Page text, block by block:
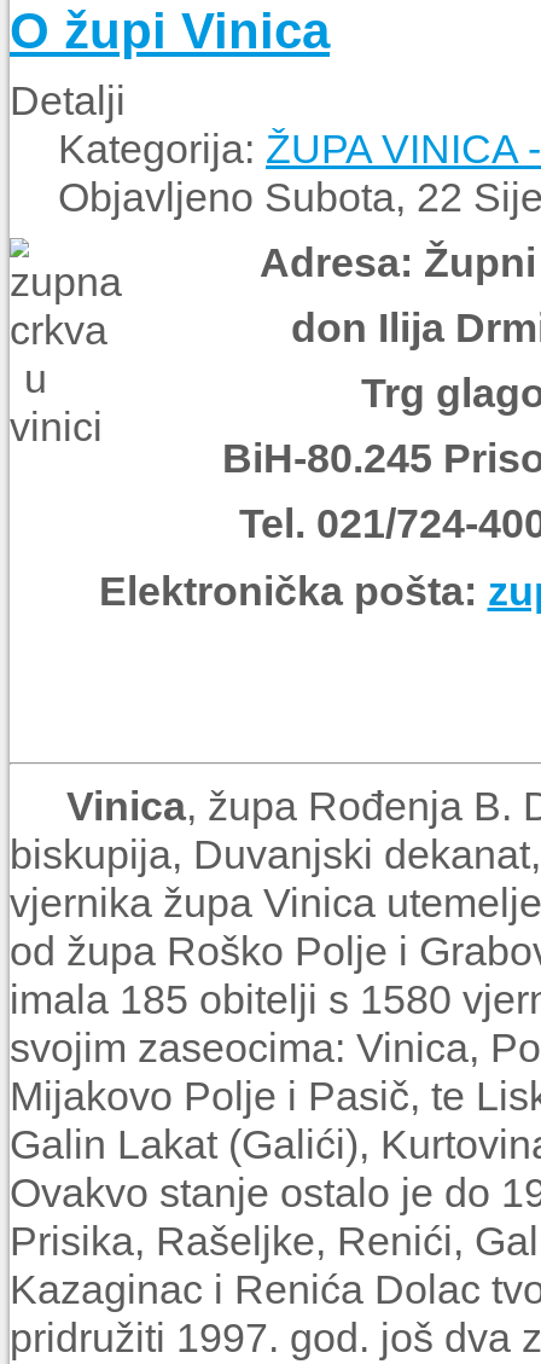
Događanja
O župi Vinica
Detalji
Kategorija: ŽUPA VINICA
Objavljeno Subota, 22
Adresa:
don Ilija
Trg
BiH-80.245
Tel. 021/724-
Elektronička pošta:
Vinica, župa Rođenja B.
biskupija, Duvanjski
vjernika župa Vinica
od župa Roško Polje i
imala 185 obitelji s 1580
svojim zaseocima: Vinica,
Mijakovo Polje i Pasič, te
Galin Lakat (Galići),
Ovakvo stanje ostalo je do
Prisika, Rašeljke, Renići,
Kazaginac i Renića Dolac
pridružiti 1997. god. još dva